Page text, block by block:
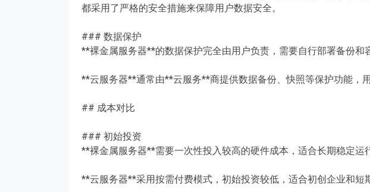
都采用了严格的安全措施来保障用户数据安全。
### 数据保护
**裸金属服务器**的数据保护完全由用户负责，需要自行部署备份和
**云服务器**通常由**云服务**商提供数据备份、快照等保护功能，
## 成本对比
### 初始投资
**裸金属服务器**需要一次性投入较高的硬件成本，适合长期稳定运
**云服务器**采用按需付费模式，初始投资较低，适合初创企业和短